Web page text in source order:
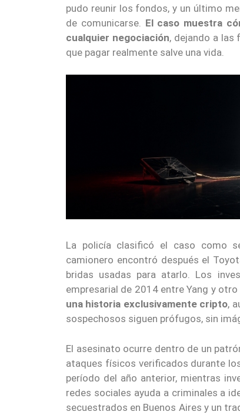
pudo reunir los fondos, y un último
de comunicarse. El caso muestra
cualquier negociación, dejando a las
que pagar realmente salve una vida.
La policía clasificó el caso como
camionero encontró después el
bridas usadas para atarlo. Los
empresarial de 2014 entre Yang y
una historia exclusivamente cripto,
sospechosos siguen prófugos, sin
El asesinato ocurre dentro de un
ataques físicos verificados durante
período del año anterior, mientras
redes sociales ayuda a criminales a
secuestrados en Buenos Aires y un